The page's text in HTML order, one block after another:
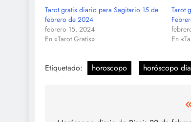
Tarot gratis diario para Sagitario 15 de
febrero de 2024
febrero 15, 2024
En «Tarot Gratis»
Tarot
En
Etiquetado: horoscopo horóscopo